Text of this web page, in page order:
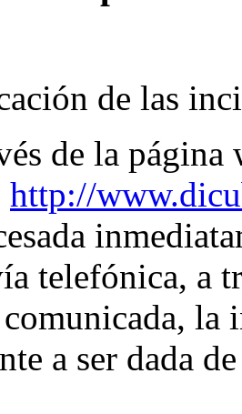
de las
de la página
http://
telefónica, a
la
a ser dada